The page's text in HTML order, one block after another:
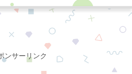
次へ
検索
ンサーリンク